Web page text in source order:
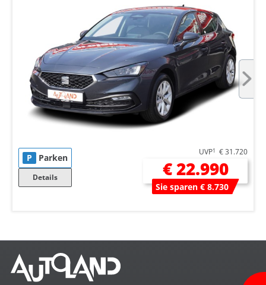
P Parken
Details
UVP1 € 31.720
€ 22.990
Sie sparen € 8.730